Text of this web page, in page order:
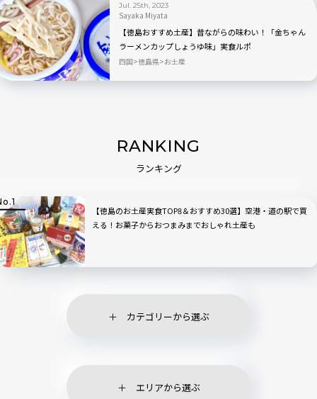
Jul. 25th, 2023
Sayaka Miyata
【徳島おすすめ土産】昔ながらの味わい！「金ちゃん
ラーメンカップしょうゆ味」実食ルポ
四国 徳島県 お土産
RANKING
ランキング
【徳島のお土産実食TOP8＆おすすめ30選】空港・道の駅で買
える！お菓子からおつまみまでおしゃれ土産も
カテゴリーから選ぶ
エリアから選ぶ